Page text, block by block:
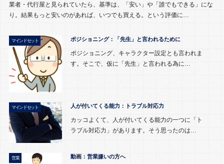
業者・代行屋と見られていたら、基準は、「安い」や「誰でもできる」にな
り。結果もっと安いのがあれば、いつでも買える。という評価に…
マインドセット ポジショニング：「先生」と言われるために
ポジショニング、キャラクター設定とも言われま
す。そこで、仮に「先生」と言われる為に…
マインドセット 人が付いてくる能力：トラブル対応力
カッコよくて、人が付いてくる能力の一つに「ト
ラブル対応力」があります。そう思ったのは…
営業 動画：営業嫌いの方へ